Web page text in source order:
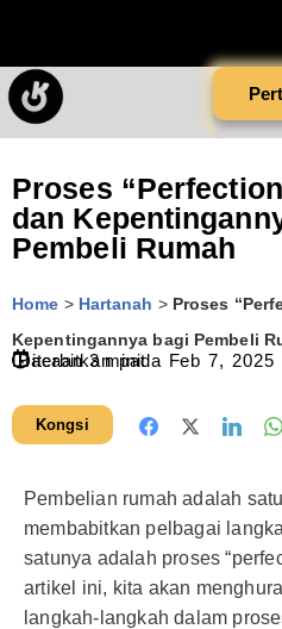
Proses
dan
Pembeli Rumah
Home > Hartanah > Proses
Kepentingannya bagi Pembeli
Diterbitkan pada Feb 7, 2025
Bacaan3 minit
Kongsi
Pembelian rumah adalah
membabitkan pelbagai
satunya adalah proses
artikel ini, kita akan
langkah-langkah dalam